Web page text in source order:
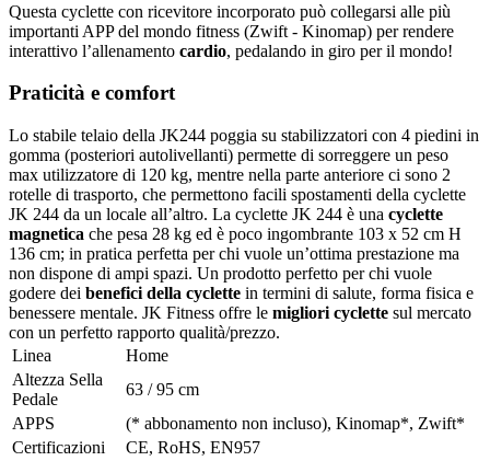
Questa cyclette con ricevitore incorporato può collegarsi alle più
importanti APP del mondo fitness (Zwift - Kinomap) per rendere
interattivo l’allenamento cardio, pedalando in giro per il mondo!
Praticità e comfort
Lo stabile telaio della JK244 poggia su stabilizzatori con 4 piedini in
gomma (posteriori autolivellanti) permette di sorreggere un peso
max utilizzatore di 120 kg, mentre nella parte anteriore ci sono 2
rotelle di trasporto, che permettono facili spostamenti della cyclette
JK 244 da un locale all’altro. La cyclette JK 244 è una cyclette
magnetica che pesa 28 kg ed è poco ingombrante 103 x 52 cm H
136 cm; in pratica perfetta per chi vuole un’ottima prestazione ma
non dispone di ampi spazi. Un prodotto perfetto per chi vuole
godere dei benefici della cyclette in termini di salute, forma fisica e
benessere mentale. JK Fitness offre le migliori cyclette sul mercato
con un perfetto rapporto qualità/prezzo.
Linea
Home
Altezza Sella
Pedale
63 / 95 cm
APPS
(* abbonamento non incluso), Kinomap*, Zwift*
Certificazioni
CE, RoHS, EN957